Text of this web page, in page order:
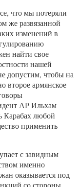
что мы потеряли
же развязанной
изменений в
найти свое
нашей
допустим, чтобы на
второе армянское
АР Ильхам
Карабах любой
применить
с завидным
именно
оказывается под
со стороны